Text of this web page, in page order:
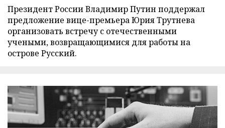
Президент России Владимир Путин поддержал
предложение вице-премьера Юрия Трутнева
организовать встречу с отечественными
учеными, возвращающимися для работы на
острове Русский.